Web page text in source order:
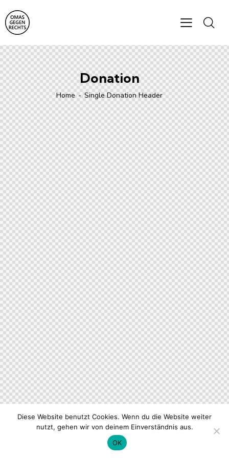
Donation
Home Single Donation Header
Diese Website benutzt Cookies. Wenn du die Website weiter
nutzt, gehen wir von deinem Einverständnis aus.
OK